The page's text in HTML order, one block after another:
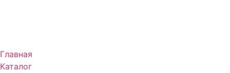
Главная
Каталог